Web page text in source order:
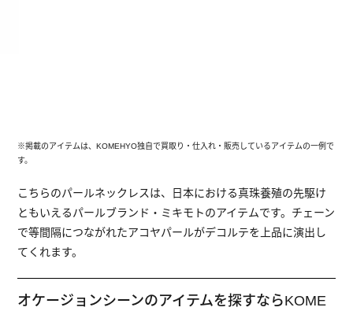
※掲載のアイテムは、KOMEHYO独自で買取り・仕入れ・販売しているアイテムの一例で
す。
こちらのパールネックレスは、日本における真珠養殖の先駆け
ともいえるパールブランド・ミキモトのアイテムです。チェーン
で等間隔につながれたアコヤパールがデコルテを上品に演出し
てくれます。
オケージョンシーンのアイテムを探すならKOME